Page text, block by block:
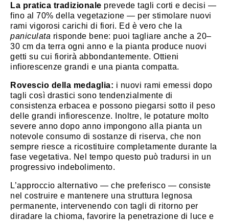
La pratica tradizionale prevede tagli corti e decisi —
fino al 70% della vegetazione — per stimolare nuovi
rami vigorosi carichi di fiori. Ed è vero che la
paniculata risponde bene: puoi tagliare anche a 20–
30 cm da terra ogni anno e la pianta produce nuovi
getti su cui fiorirà abbondantemente. Ottieni
infiorescenze grandi e una pianta compatta.
Rovescio della medaglia: i nuovi rami emessi dopo
tagli così drastici sono tendenzialmente di
consistenza erbacea e possono piegarsi sotto il peso
delle grandi infiorescenze. Inoltre, le potature molto
severe anno dopo anno impongono alla pianta un
notevole consumo di sostanze di riserva, che non
sempre riesce a ricostituire completamente durante la
fase vegetativa. Nel tempo questo può tradursi in un
progressivo indebolimento.
L’approccio alternativo — che preferisco — consiste
nel costruire e mantenere una struttura legnosa
permanente, intervenendo con tagli di ritorno per
diradare la chioma, favorire la penetrazione di luce e